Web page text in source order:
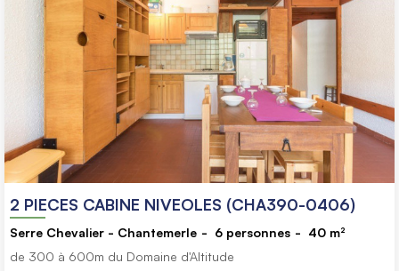
2 PIECES CABINE NIVEOLES (CHA390-0406)
Serre Chevalier - Chantemerle 6 personnes 40 m²
de 300 à 600m du Domaine d'Altitude